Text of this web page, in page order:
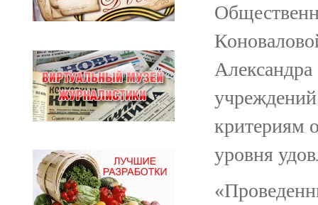
критериям
уровня